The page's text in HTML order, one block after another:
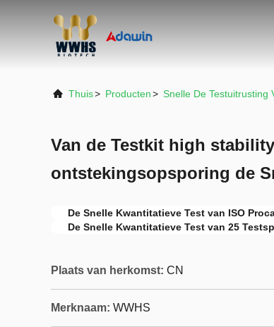
Thuis> Producten> Snelle De Testuitrusting
Van de Testkit high
ontstekingsopsporing de
De Snelle Kwantitatieve Test van ISO
De Snelle Kwantitatieve Test van 25
Plaats van herkomst: CN
Merknaam: WWHS